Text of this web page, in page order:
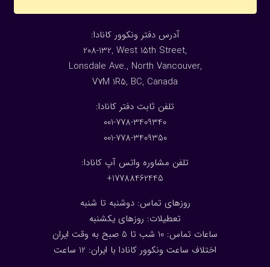
:آدرس دفتر ونکوور کانادا
208-132, West 15th Street,
Lonsdale Ave., North Vancouver,
V7M 1R5, BC, Canada
:تلفن ثابت دفتر کانادا
001-778-3409340
001-778-3409350
تلفن مشاوره واتس آپ کانادا:
17788462445+
روزهای تماس: دوشنبه تا شنبه
تعطیلات: روزهای یکشنبه
ساعات تماس: 10 شب تا 5 صبح به وقت ایران
اختلاف ساعت ونکوور کانادا با ایران: 1 2 ساعت